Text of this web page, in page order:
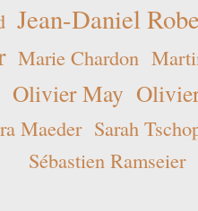
Jean-Daniel
Marie Chardon
Olivier May
Maeder Sarah
Sébastien Ramseier